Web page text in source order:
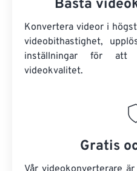
Bästa
Konvertera videor i
videobithastighet,
inställningar för att
videokvalitet.
Gratis